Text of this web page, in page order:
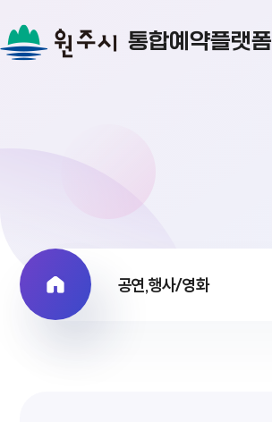
통합예약플랫폼
공연,행사/영화